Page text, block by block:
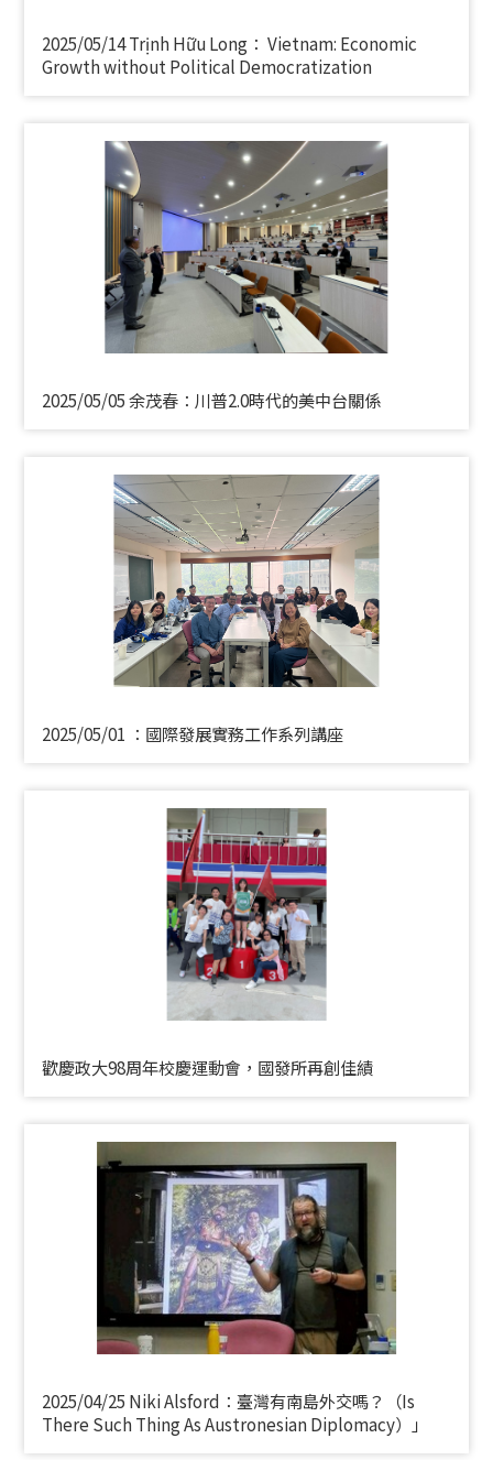
2025/05/14 Trịnh Hữu Long： Vietnam: Economic
Growth without Political Democratization
2025/05/05 余茂春：川普2.0時代的美中台關係
2025/05/01 ：國際發展實務工作系列講座
歡慶政大98周年校慶運動會，國發所再創佳績
2025/04/25 Niki Alsford：臺灣有南島外交嗎？（Is
There Such Thing As Austronesian Diplomacy）」